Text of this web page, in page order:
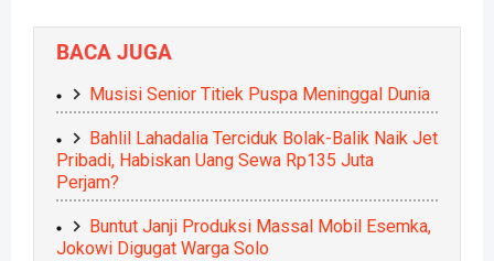
BACA JUGA
Musisi Senior Titiek Puspa Meninggal Dunia
Bahlil Lahadalia Terciduk Bolak-Balik Naik Jet
Pribadi, Habiskan Uang Sewa Rp135 Juta
Perjam?
Buntut Janji Produksi Massal Mobil Esemka,
Jokowi Digugat Warga Solo